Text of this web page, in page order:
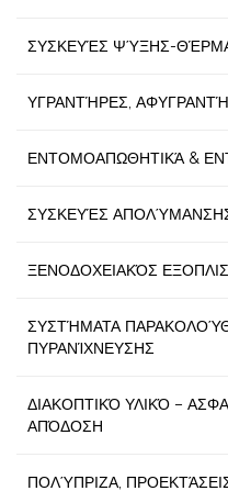
ΣΥΣΚΕΥΈΣ ΨΎΞΗΣ-
ΥΓΡΑΝΤΉΡΕΣ,
ΕΝΤΟΜΟΑΠΩΘΗΤΙΚΆ &
ΣΥΣΚΕΥΈΣ
ΞΕΝΟΔΟΧΕΙΑΚΌΣ
ΣΥΣΤΉΜΑΤΑ
ΠΥΡΑΝΊΧΝΕΥΣΗΣ
ΔΙΑΚΟΠΤΙΚΌ ΥΛΙΚΌ –
ΑΠΌΔΟΣΗ
ΠΟΛΎΠΡΙΖΑ,